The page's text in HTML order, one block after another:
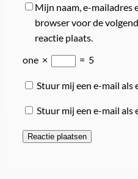
Mijn naam, e-mailadres
browser voor de
reactie plaats.
one × = 5
Stuur mij een e-mail als
Stuur mij een e-mail als